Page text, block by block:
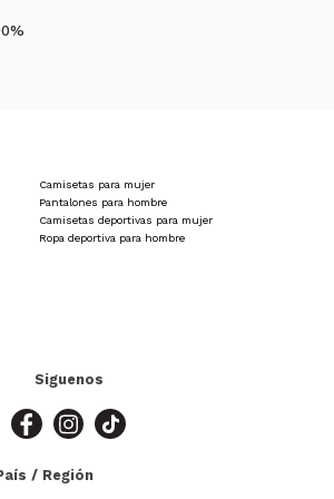
con camisetas, camisas o buzos.
y elegantes para cada
para momentos de juego como
Camisetas para mujer
Pantalones para hombre
Camisetas deportivas para mujer
Ropa deportiva para hombre
Siguenos
/ Región